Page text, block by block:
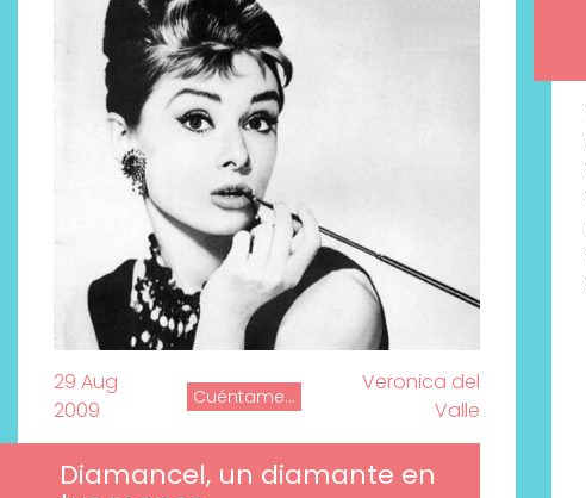
29 Aug
2009
Cuéntame...
Veronica del
Valle
Diamancel, un diamante en
¿Qué revelan las zapatillas
de Alexia Putellas para Nike
sobre la nueva era del
objeto-artista?